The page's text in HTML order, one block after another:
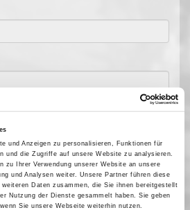
und Anzeigen zu personalisieren, Funktionen für
und die Zugriffe auf unsere Website zu analysieren.
zu Ihrer Verwendung unserer Website an unsere
und Analysen weiter. Unsere Partner führen diese
Daten zusammen, die Sie ihnen bereitgestellt
Nutzung der Dienste gesammelt haben. Sie geben
Sie unsere Webseite weiterhin nutzen.